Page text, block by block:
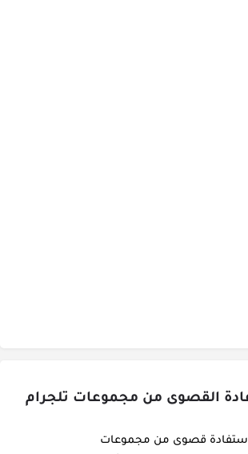
القصوى من مجموعات تلجرام
استفادة قصوى من مجموعات